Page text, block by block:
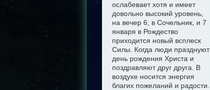
ослабевает хотя и имеет
довольно высокий уровень,
на вечер 6, в Сочельник, и 7
января в Рождество
приходится новый всплеск
Силы. Когда люди празднуют
день рождения Христа и
поздравляют друг друга. В
воздухе носится энергия
благих пожеланий и радости.